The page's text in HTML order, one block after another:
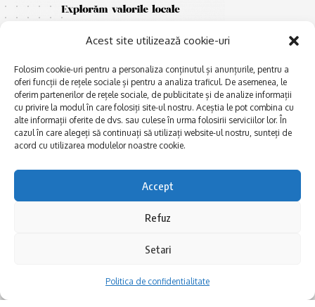
Acest site utilizează cookie-uri
Folosim cookie-uri pentru a personaliza conținutul și anunțurile, pentru a
oferi funcții de rețele sociale și pentru a analiza traficul. De asemenea, le
oferim partenerilor de rețele sociale, de publicitate și de analize informații
cu privire la modul în care folosiți site-ul nostru. Aceștia le pot combina cu
alte informații oferite de dvs. sau culese în urma folosirii serviciilor lor. În
cazul în care alegeți să continuați să utilizați website-ul nostru, sunteți de
acord cu utilizarea modulelor noastre cookie.
Accept
Refuz
Setari
Politica de confidentialitate
E xplorăm Dobrogea,
Explorăm valorile locale:
Deltă, Litoral, cele mai mari
biserici și mănăstiri, cele mai
FRUMOASE POVEȘTI.
Afaceri și meșteșuguri
Actualitate